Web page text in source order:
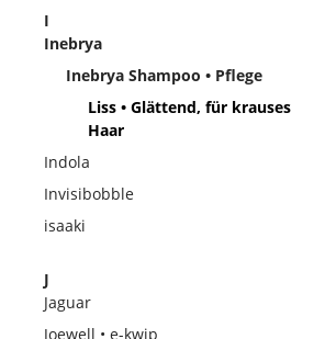
I
Inebrya
Inebrya Shampoo • Pflege
Liss • Glättend, für krauses
Haar
Indola
Invisibobble
isaaki
J
Jaguar
Joewell • e-kwip